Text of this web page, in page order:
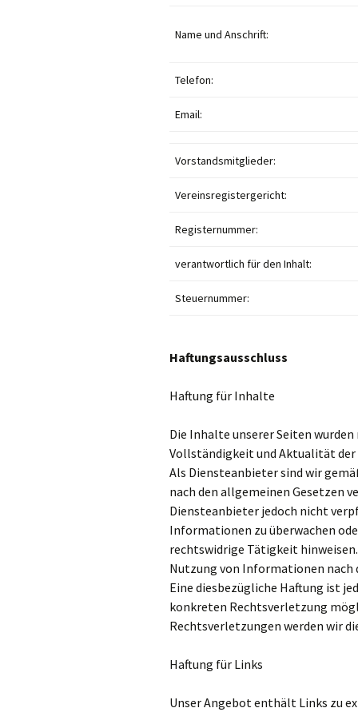
Name und Anschrift:
Telefon:
Email:
Vorstandsmitglieder:
Vereinsregistergericht:
Registernummer:
verantwortlich für den Inhalt:
Steuernummer:
Haftungsausschluss
Haftung für Inhalte
Die Inhalte unserer Seiten
Vollständigkeit und Aktualität der
Als Diensteanbieter sind wir
nach den allgemeinen Gesetzen
Diensteanbieter jedoch nicht
Informationen zu überwachen
rechtswidrige Tätigkeit
Nutzung von Informationen nach
Eine diesbezügliche Haftung ist
konkreten Rechtsverletzung
Rechtsverletzungen werden wir
Haftung für Links
Unser Angebot enthält Links zu